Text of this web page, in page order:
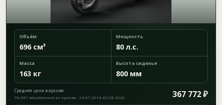
Объём
696 см³
Мощность
80 л.с.
Масса
163 кг
Высота сиденья
800 мм
Средняя цена в архиве 367 772 ₽
По 281 объявлению из архива · 24.07.2014–02.08.2026